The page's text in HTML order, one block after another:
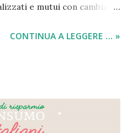
e mutui con cambiali a
in forma regolare da
chi li offre in tutta Italia), si
denaro o anticipo su
CONTINUA A LEGGERE ... »